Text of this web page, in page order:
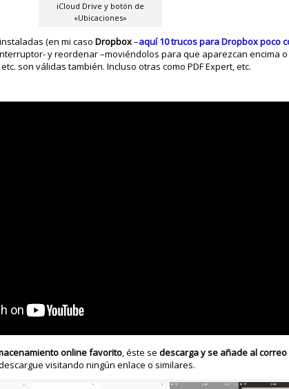
iCloud Drive y botón de
«Ubicaciones»
(en mi casoDropbox–aquí 10 trucos para Dropbox poco
y reordenar –moviéndolos para que aparezcan encima
son válidas también. Incluso otras como PDF Expert, etc.
online favorito, éste sedescarga y se añade al
visitando ningún enlace o similares.